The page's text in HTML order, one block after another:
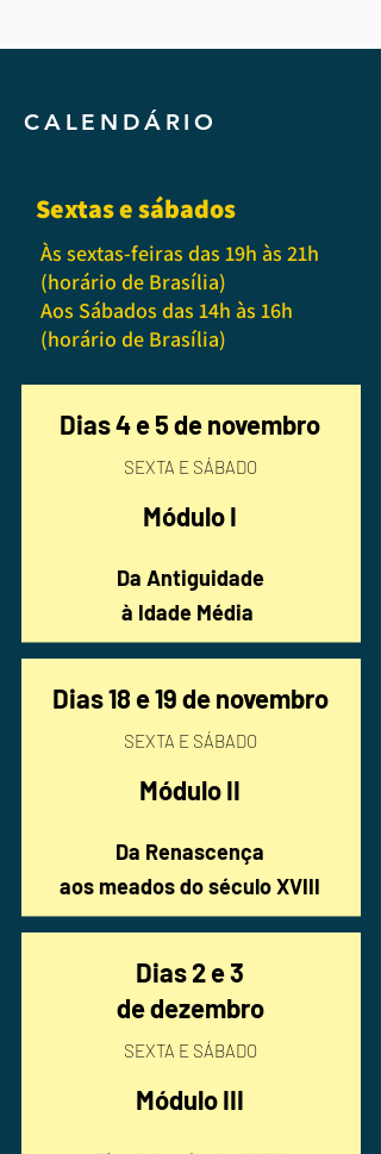
CALENDÁRIO
Sextas e sábados
Às sextas-feiras das 19h às 21h
(horário de Brasília)
Aos Sábados das 14h às 16h
(horário de Brasília)
Dias 4 e 5de novembro
SEXTA E SÁBADO
Módulo I
Da Antiguidade
à Idade Média
Dias 18 e 19de novembro
SEXTA E SÁBADO
Módulo II
Da Renascença
aos meados do século XVIII
Dias 2 e 3
de dezembro
SEXTA E SÁBADO
Módulo III